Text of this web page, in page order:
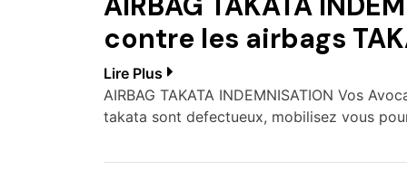
contre les airbags
AIRBAG TAKATA INDEMNISATION Vos
takata sont defectueux, mobilisez vous
Lire Plus